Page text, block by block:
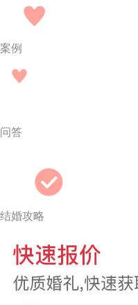
案例
问答
结婚攻略